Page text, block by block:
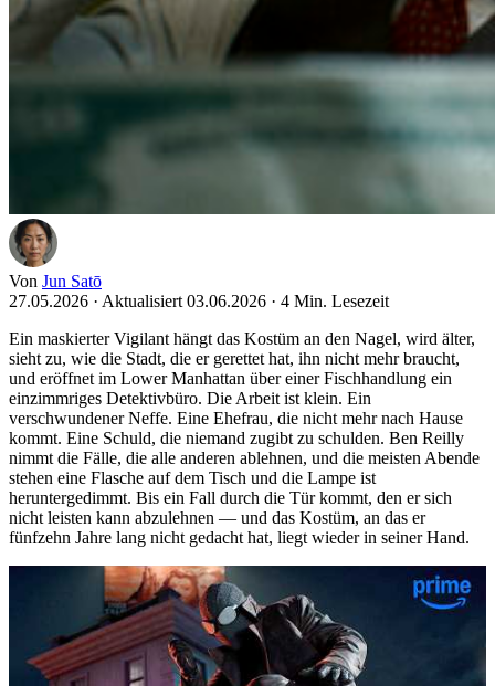
Von Jun Satō
27.05.2026 · Aktualisiert 03.06.2026 · 4 Min. Lesezeit
Ein maskierter Vigilant hängt das Kostüm an den Nagel, wird älter,
sieht zu, wie die Stadt, die er gerettet hat, ihn nicht mehr braucht,
und eröffnet im Lower Manhattan über einer Fischhandlung ein
einzimmriges Detektivbüro. Die Arbeit ist klein. Ein
verschwundener Neffe. Eine Ehefrau, die nicht mehr nach Hause
kommt. Eine Schuld, die niemand zugibt zu schulden. Ben Reilly
nimmt die Fälle, die alle anderen ablehnen, und die meisten Abende
stehen eine Flasche auf dem Tisch und die Lampe ist
heruntergedimmt. Bis ein Fall durch die Tür kommt, den er sich
nicht leisten kann abzulehnen — und das Kostüm, an das er
fünfzehn Jahre lang nicht gedacht hat, liegt wieder in seiner Hand.